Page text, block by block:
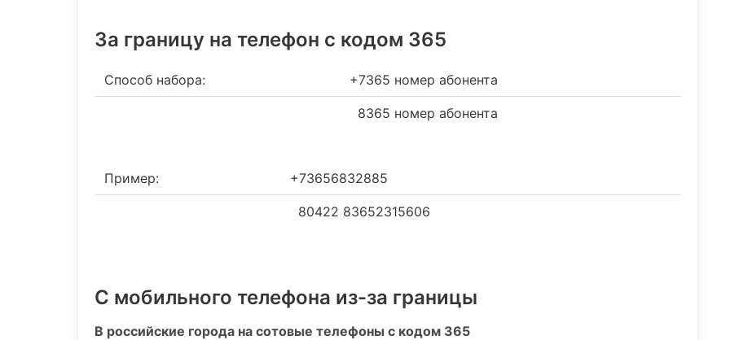
За границу на телефон c кодом 365
Способ набора: +7365 номер абонента
8365 номер абонента
Пример: +73656832885
80422 83652315606
С мобильного телефона из-за границы
В российские города на сотовые телефоны с кодом 365